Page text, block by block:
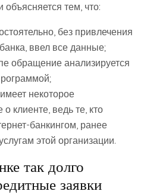
тем, что:
без привлечения
ввел все данные;
обращение анализируется
некоторое
клиенте, ведь те, кто
банкингом, ранее
этой организации.
так долго
заявки